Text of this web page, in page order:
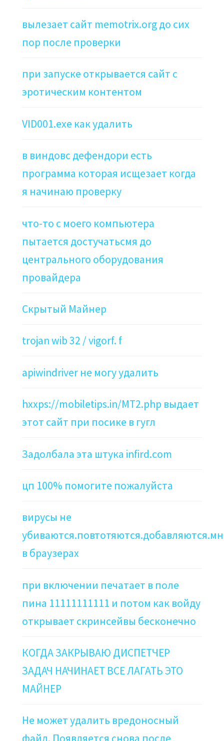
вылезает сайт memotrix.org до сих
пор после проверки
при запуске открывается сайт с
эротическим контентом
VID001.exe как удалить
в виндовс дефендори есть
программа которая исщезает когда
я начинаю проверку
что-то с моего компьютера
пытается достучатьсмя до
центрального оборудования
провайдера
Скрытый Майнер
trojan wib 32 / vigorf. f
apiwindriver не могу удалить
hxxps://mobiletips.in/MT2.php выдает
этот сайт при посике в гугл
Задолбала эта штука infird.com
цп 100% помогите пожалуйста
вирусы не
в браузерах
при включении печатает в поле
пина 11111111111 и потом как войду
открывает скринсейвы бесконечно
КОГДА ЗАКРЫВАЮ ДИСПЕТЧЕР
ЗАДАЧ НАЧИНАЕТ ВСЕ ЛАГАТЬ ЭТО
МАЙНЕР
Не может удалить вредоносный